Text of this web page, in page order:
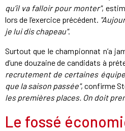
qu’il va falloir pour monter",
lors de l’exercice précédent.
je lui dis chapeau".
Surtout que le championnat n’a
d’une douzaine de candidats à
recrutement de certaines
que la saison passée", confirme
les premières places. On doit
Le fossé